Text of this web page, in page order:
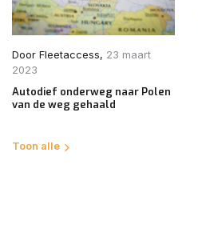
Door Fleetaccess, 23 maart
2023
Autodief onderweg naar Polen
van de weg gehaald
Toon alle